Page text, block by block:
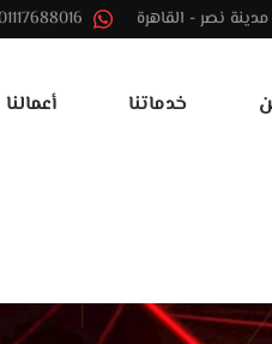
خدماتنا أعمالنا